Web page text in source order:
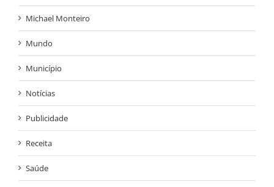
Michael Monteiro
Mundo
Município
Notícias
Publicidade
Receita
Saúde